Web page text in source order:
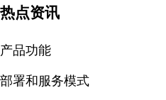
热点资讯
产品功能
部署和服务模式